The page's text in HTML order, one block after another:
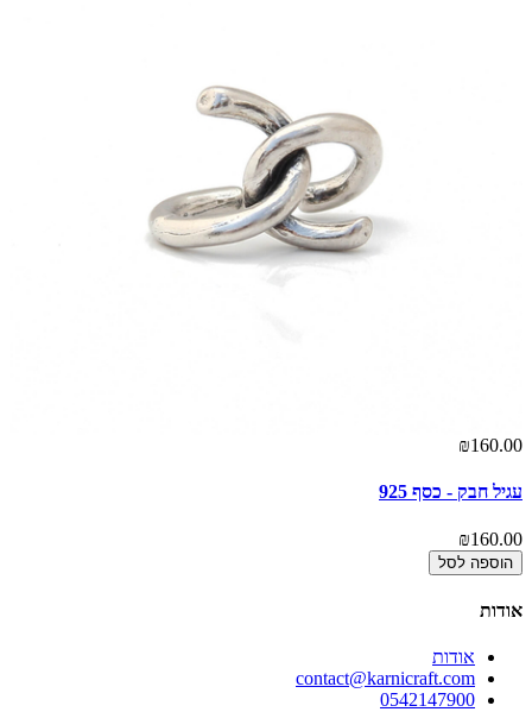
₪160.00
עגיל חבק - כסף 925
₪160.00
הוספה לסל
אודות
אודות
contact@karnicraft.com
0542147900